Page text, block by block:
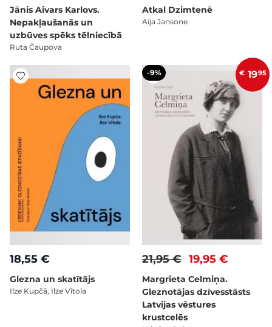
Jānis Aivars Karlovs.
Nepakļaušanās un
uzbūves spēks tēlniecībā
Ruta Čaupova
Atkal Dzimtenē
Aija Jansone
18,55 €
Glezna un skatītājs
Ilze Kupčā, Ilze Vītola
-9% € 1995
19,95 €
21,95 €
Margrieta Celmiņa.
Gleznotājas dzīvesstāsts
Latvijas vēstures
krustcelēs